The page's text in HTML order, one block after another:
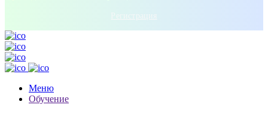
Регистрация
Меню
Обучение